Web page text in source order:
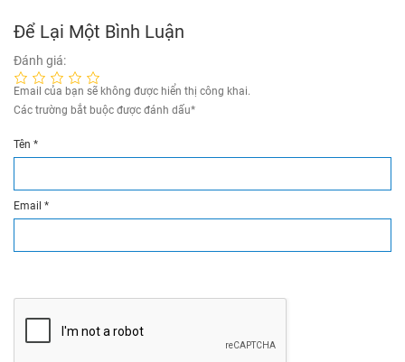
Để Lại Một Bình Luận
Đánh giá:
Email của bạn sẽ không được hiển thị công khai.
Các trường bắt buộc được đánh dấu*
Tên *
Email *